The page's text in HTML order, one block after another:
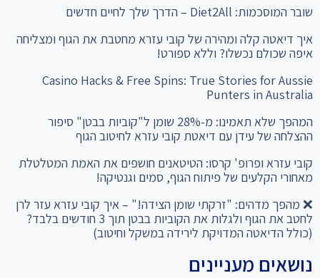
שובר המוסכמות: Diet2All – הדרך שלך לחיים חדשים
איך דיאטה קלה ומהירה של קובי עזרא מחטבת את הגוף ומצליחה
איפה שכולם נכשלו? וללא ספורט!
Casino Hacks & Free Spins: True Stories for Aussie
Punters in Australia
המהפך שלא תאמינו: מ-28% שומן ל"קוביות בבטן" סיפור
ההצלחה של עידן עם דיאטת קובי עזרא לחיטוב הגוף
קובי עזרא ופרופ' קרסו: הטיטאנים חושפים את האמת המטלטלת
מאחורי הקלעים של פיתוח הגוף, סמים וגנטיקה!
❌ מהפך מדהים: "זרקתי שומן הצידה!" – איך קובי עזרא עזר לרן
לחטב את הגוף ולגלות את הקוביות בבטן תוך 3 חודשים בלבד?
(כולל הדיאטה המדויקת לירידה במשקל וחיטוב)
נושאים מעניינים